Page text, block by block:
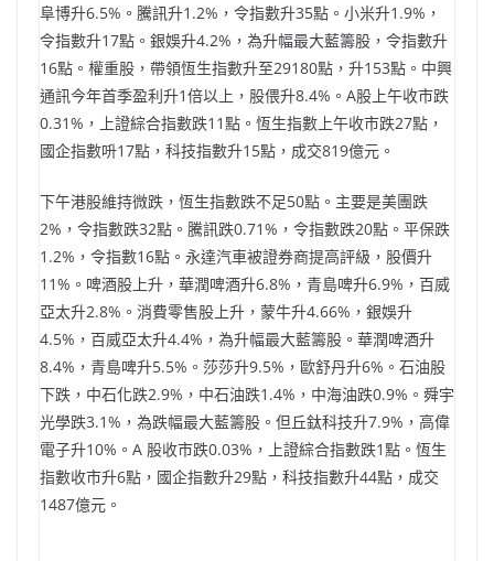
阜博升6.5%。騰訊升1.2%，令指數升35點。小米升1.9%，
令指數升17點。銀娛升4.2%，為升幅最大藍籌股，令指數升
16點。權重股，帶領恆生指數升至29180點，升153點。中興
通訊今年首季盈利升1倍以上，股偎升8.4%。A股上午收市跌
0.31%，上證綜合指數跌11點。恆生指數上午收市跌27點，
國企指數呏17點，科技指數升15點，成交819億元。
下午港股維持微跌，恆生指數跌不足50點。主要是美團跌
2%，令指數跌32點。騰訊跌0.71%，令指數跌20點。平保跌
1.2%，令指數16點。永達汽車被證券商提高評級，股價升
11%。啤酒股上升，華潤啤酒升6.8%，青島啤升6.9%，百威
亞太升2.8%。消費零售股上升，蒙牛升4.66%，銀娛升
4.5%，百威亞太升4.4%，為升幅最大藍籌股。華潤啤酒升
8.4%，青島啤升5.5%。莎莎升9.5%，歐舒丹升6%。石油股
下跌，中石化跌2.9%，中石油跌1.4%，中海油跌0.9%。舜宇
光學跌3.1%，為跌幅最大藍籌股。但丘鈦科技升7.9%，高偉
電子升10%。A 股收市跌0.03%，上證綜合指數跌1點。恆生
指數收市升6點，國企指數升29點，科技指數升44點，成交
1487億元。